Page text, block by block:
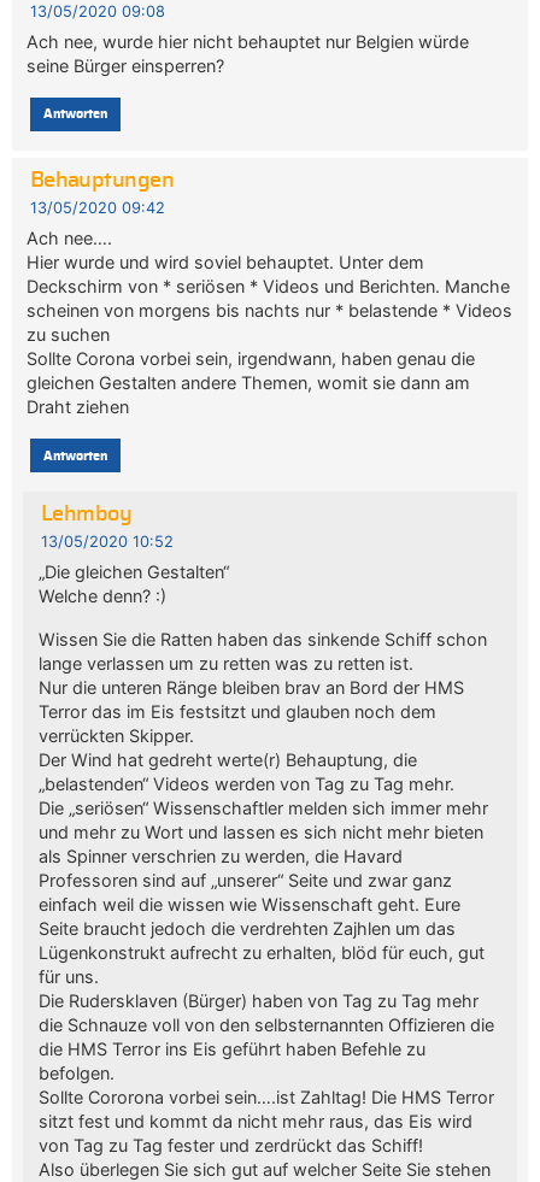
13/05/2020 09:08
Ach nee, wurde hier nicht behauptet nur Belgien würde
seine Bürger einsperren?
Antworten
Behauptungen
13/05/2020 09:42
Ach nee….
Hier wurde und wird soviel behauptet. Unter dem
Deckschirm von * seriösen * Videos und Berichten. Manche
scheinen von morgens bis nachts nur * belastende * Videos
zu suchen
Sollte Corona vorbei sein, irgendwann, haben genau die
gleichen Gestalten andere Themen, womit sie dann am
Draht ziehen
Antworten
Lehmboy
13/05/2020 10:52
„Die gleichen Gestalten“
Welche denn? :)
Wissen Sie die Ratten haben das sinkende Schiff schon
lange verlassen um zu retten was zu retten ist.
Nur die unteren Ränge bleiben brav an Bord der HMS
Terror das im Eis festsitzt und glauben noch dem
verrückten Skipper.
Der Wind hat gedreht werte(r) Behauptung, die
„belastenden“ Videos werden von Tag zu Tag mehr.
Die „seriösen“ Wissenschaftler melden sich immer mehr
und mehr zu Wort und lassen es sich nicht mehr bieten
als Spinner verschrien zu werden, die Havard
Professoren sind auf „unserer“ Seite und zwar ganz
einfach weil die wissen wie Wissenschaft geht. Eure
Seite braucht jedoch die verdrehten Zajhlen um das
Lügenkonstrukt aufrecht zu erhalten, blöd für euch, gut
für uns.
Die Rudersklaven (Bürger) haben von Tag zu Tag mehr
die Schnauze voll von den selbsternannten Offizieren die
die HMS Terror ins Eis geführt haben Befehle zu
befolgen.
Sollte Cororona vorbei sein….ist Zahltag! Die HMS Terror
sitzt fest und kommt da nicht mehr raus, das Eis wird
von Tag zu Tag fester und zerdrückt das Schiff!
Also überlegen Sie sich gut auf welcher Seite Sie stehen